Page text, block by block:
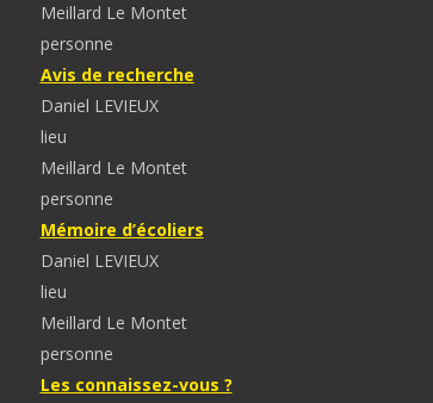
Meillard Le Montet
personne
Avis de recherche
Daniel LEVIEUX
lieu
Meillard Le Montet
personne
Mémoire d’écoliers
Daniel LEVIEUX
lieu
Meillard Le Montet
personne
Les connaissez-vous ?